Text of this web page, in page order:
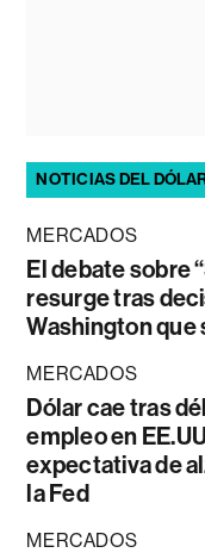
NOTICIAS DEL
MERCADOS
El debate sobre
resurge tras
Washington que
MERCADOS
Dólar cae tras
empleo en
expectativa de
la Fed
MERCADOS